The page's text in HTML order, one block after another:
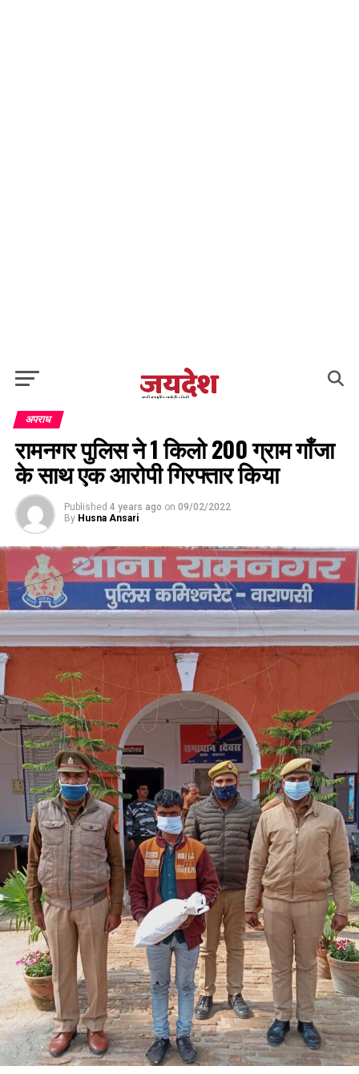
अपराध
रामनगर पुलिस ने 1 किलो 200 ग्राम गाँजा
के साथ एक आरोपी गिरफ्तार किया
Published 4 years ago on 09/02/2022
By Husna Ansari